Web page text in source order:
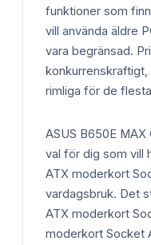
funktioner som
vill använda äldre
vara begränsad.
rimliga för de
ASUS B650E
val för dig som vill
ATX moderkort
vardagsbruk. Det
ATX moderkort
moderkort Socket